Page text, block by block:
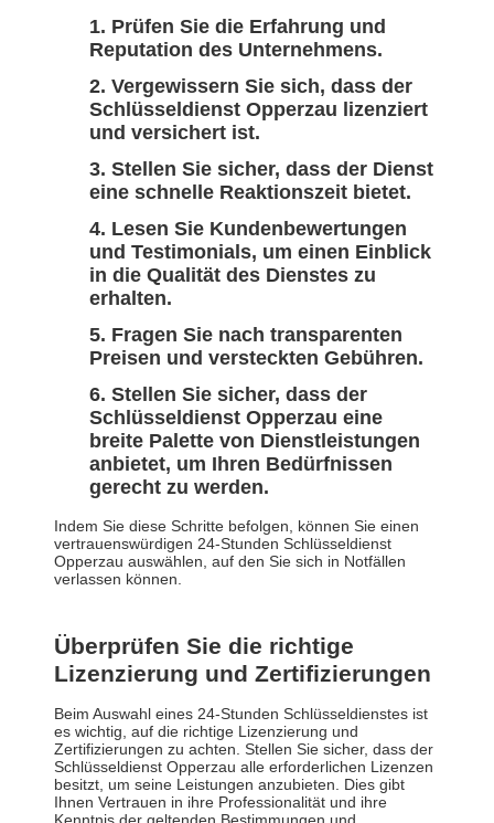
Prüfen Sie die Erfahrung und
Reputation des Unternehmens.
Vergewissern Sie sich, dass der
Schlüsseldienst Opperzau lizenziert
und versichert ist.
Stellen Sie sicher, dass der Dienst
eine schnelle Reaktionszeit bietet.
Lesen Sie Kundenbewertungen
und Testimonials, um einen Einblick
in die Qualität des Dienstes zu
erhalten.
Fragen Sie nach transparenten
Preisen und versteckten Gebühren.
Stellen Sie sicher, dass der
Schlüsseldienst Opperzau eine
breite Palette von Dienstleistungen
anbietet, um Ihren Bedürfnissen
gerecht zu werden.
Indem Sie diese Schritte befolgen, können Sie einen
vertrauenswürdigen 24-Stunden Schlüsseldienst
Opperzau auswählen, auf den Sie sich in Notfällen
verlassen können.
Überprüfen Sie die richtige
Lizenzierung und Zertifizierungen
Beim Auswahl eines 24-Stunden Schlüsseldienstes ist
es wichtig, auf die richtige Lizenzierung und
Zertifizierungen zu achten. Stellen Sie sicher, dass der
Schlüsseldienst Opperzau alle erforderlichen Lizenzen
besitzt, um seine Leistungen anzubieten. Dies gibt
Ihnen Vertrauen in ihre Professionalität und ihre